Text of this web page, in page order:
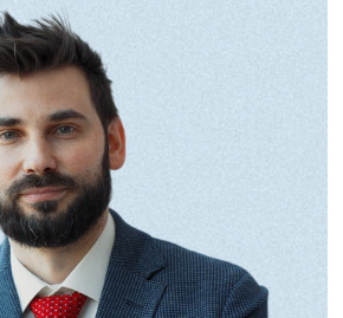
ул.,
Рижская
9:30–17:00